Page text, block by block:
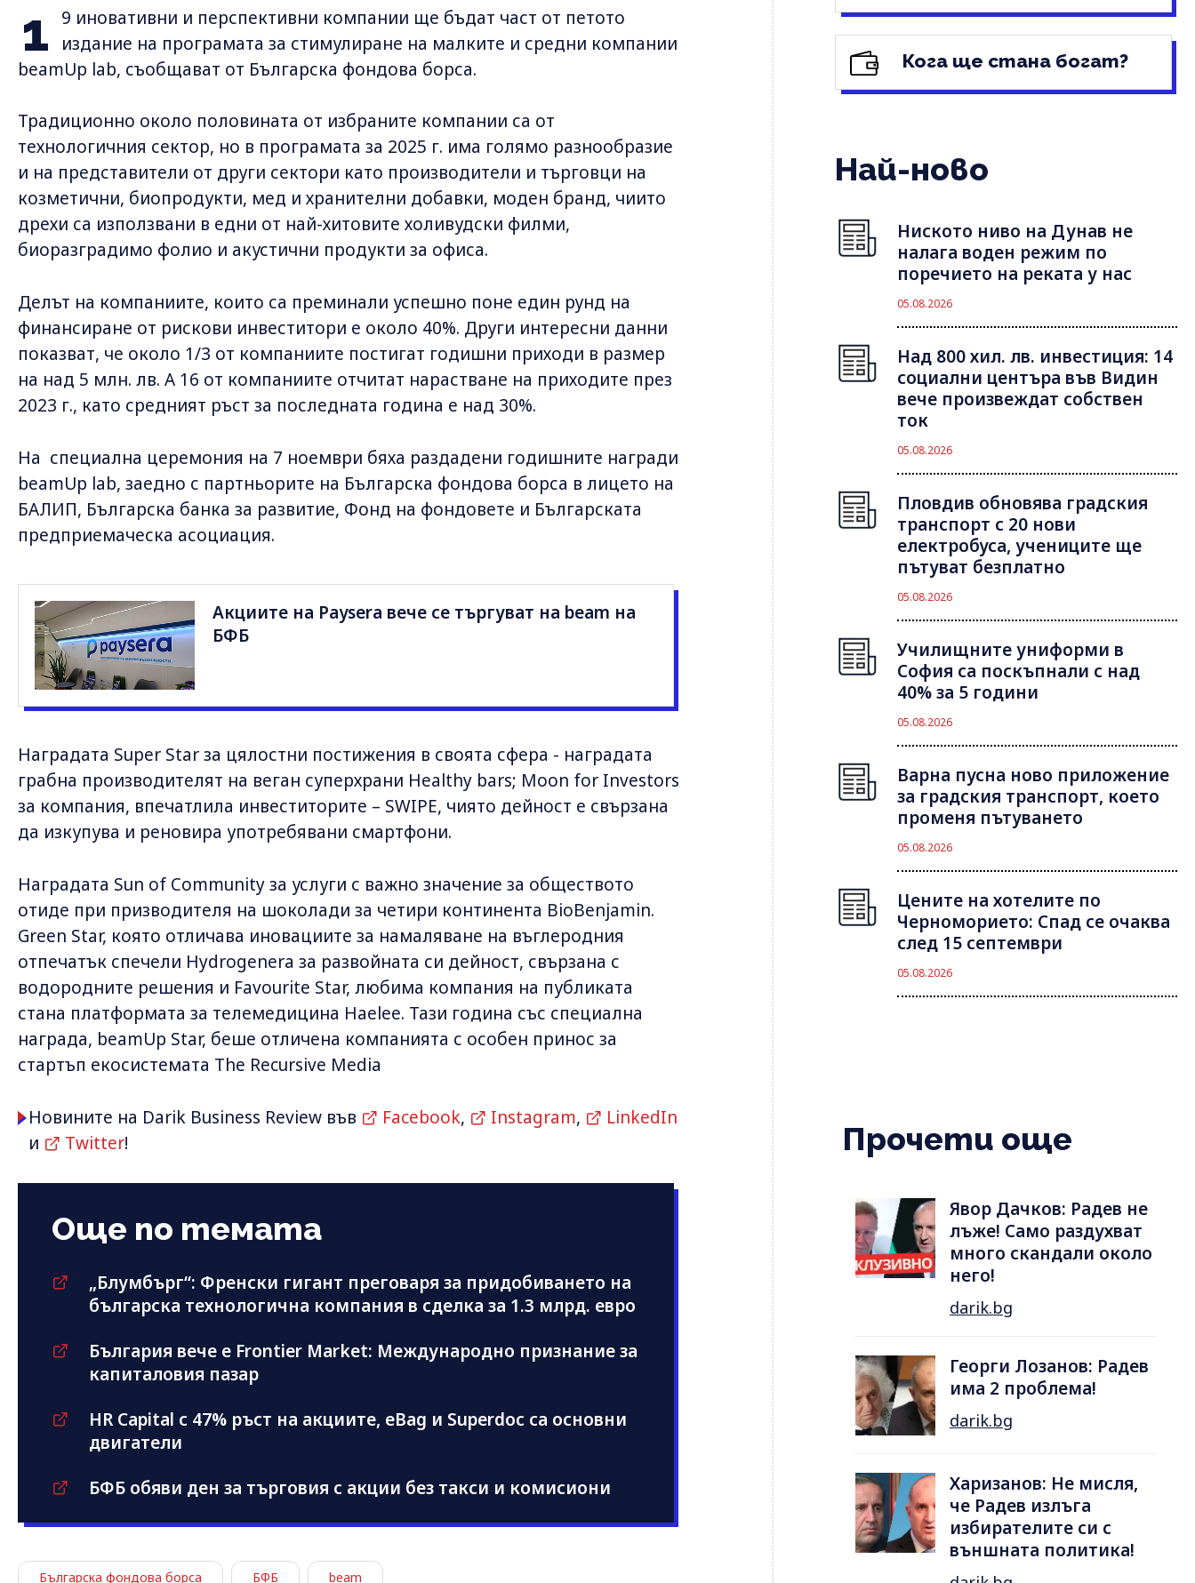
1
9 иновативни и перспективни компании ще бъдат част от петото
издание на програмата за стимулиране на малките и средни компании
beamUp lab, съобщават от Българска фондова борса.
Традиционно около половината от избраните компании са от
технологичния сектор, но в програмата за 2025 г. има голямо разнообразие
и на представители от други сектори като производители и търговци на
козметични, биопродукти, мед и хранителни добавки, моден бранд, чиито
дрехи са използвани в едни от най-хитовите холивудски филми,
биоразградимо фолио и акустични продукти за офиса.
Делът на компаниите, които са преминали успешно поне един рунд на
финансиране от рискови инвеститори е около 40%. Други интересни данни
показват, че около 1/3 от компаниите постигат годишни приходи в размер
на над 5 млн. лв. А 16 от компаниите отчитат нарастване на приходите през
2023 г., като средният ръст за последната година е над 30%.
На специална церемония на 7 ноември бяха раздадени годишните награди
beamUp lab, заедно с партньорите на Българска фондова борса в лицето на
БАЛИП, Българска банка за развитие, Фонд на фондовете и Българската
предприемаческа асоциация.
Акциите на Paysera вече се търгуват на beam на
БФБ
Наградата Super Star за цялостни постижения в своята сфера - наградата
грабна производителят на веган суперхрани Healthy bars; Moon for Investors
за компания, впечатлила инвеститорите – SWIPE, чиято дейност е свързана
да изкупува и реновира употребявани смартфони.
Наградата Sun of Community за услуги с важно значение за обществото
отиде при призводителя на шоколади за четири континента BioBenjamin.
Green Star, която отличава иновациите за намаляване на въглеродния
отпечатък спечели Hydrogenera за развойната си дейност, свързана с
водородните решения и Favourite Star, любима компания на публиката
стана платформата за телемедицина Haelee. Тази година със специална
награда, beamUp Star, беше отличена компанията с особен принос за
стартъп екосистемата The Recursive Media
Новините на Darik Business Review във Facebook, Instagram,
LinkedIn
и
Twitter!
Още по темата
„Блумбърг“: Френски гигант преговаря за придобиването на
българска технологична компания в сделка за 1.3 млрд. евро
България вече е Frontier Market: Международно признание за
капиталовия пазар
HR Capital с 47% ръст на акциите, eBag и Superdoc са основни
двигатели
БФБ обяви ден за търговия с акции без такси и комисиони
Българска фондова борса БФБ beam
Кога ще стана богат?
Най-ново
Ниското ниво на Дунав не
налага воден режим по
поречието на реката у нас
05.08.2026
Над 800 хил. лв. инвестиция: 14
социални центъра във Видин
вече произвеждат собствен
ток
05.08.2026
Пловдив обновява градския
транспорт с 20 нови
електробуса, учениците ще
пътуват безплатно
05.08.2026
Училищните униформи в
София са поскъпнали с над
40% за 5 години
05.08.2026
Варна пусна ново приложение
за градския транспорт, което
променя пътуването
05.08.2026
Цените на хотелите по
Черноморието: Спад се очаква
след 15 септември
05.08.2026
Прочети още
Явор Дачков: Радев не
лъже! Само раздухват
много скандали около
него!
darik.bg
Георги Лозанов: Радев
има 2 проблема!
darik.bg
Харизанов: Не мисля,
че Радев излъга
избирателите си с
външната политика!